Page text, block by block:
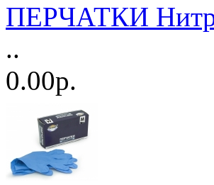
ПЕРЧАТКИ
..
0.00р.